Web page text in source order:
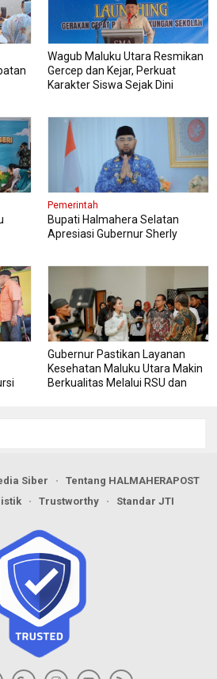
Wagub Maluku Utara Resmikan
Gercep dan Kejar, Perkuat
Karakter Siswa Sejak Dini
Pemerintah
Bupati Halmahera Selatan
Apresiasi Gubernur Sherly
Gubernur Pastikan Layanan
Kesehatan Maluku Utara Makin
Berkualitas Melalui RSU dan
Siber
Tentang HALMAHERAPOST
Trustworthy Standar JTI